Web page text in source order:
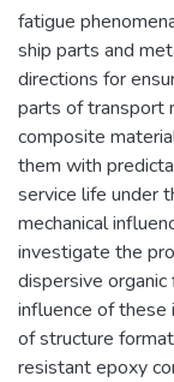
fatigue
ship parts and
directions for
parts of transport
composite
them with
service life under
mechanical
investigate the
dispersive
influence of these
of structure
resistant epoxy